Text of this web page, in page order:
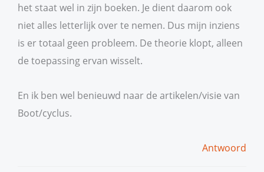
het staat wel in zijn boeken. Je dient daarom ook
niet alles letterlijk over te nemen. Dus mijn inziens
is er totaal geen probleem. De theorie klopt, alleen
de toepassing ervan wisselt.
En ik ben wel benieuwd naar de artikelen/visie van
Boot/cyclus.
Antwoord